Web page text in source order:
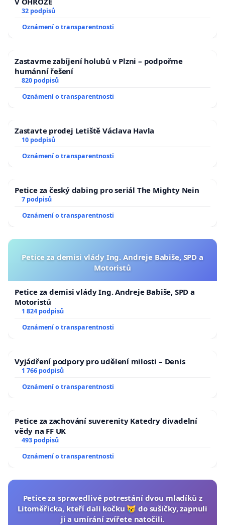
32 podpisů
Oznámení o transparentnosti
Zastavme zabíjení holubů v Plzni – podpořme
humánní řešení
820 podpisů
Oznámení o transparentnosti
Zastavte prodej Letiště Václava Havla
10 podpisů
Oznámení o transparentnosti
Petice za český dabing pro seriál The Mighty Nein
7 podpisů
Oznámení o transparentnosti
Petice za demisi vlády Ing. Andreje Babiše, SPD a
Motoristů
Petice za demisi vlády Ing. Andreje Babiše, SPD a
Motoristů
1 824 podpisů
Oznámení o transparentnosti
Vyjádření podpory pro udělení milosti – Denis
1 766 podpisů
Oznámení o transparentnosti
Petice za zachování suverenity Katedry divadelní
vědy na FF UK
493 podpisů
Oznámení o transparentnosti
Petice za spravedlivé potrestání dvou mladíků z
Litoměřicka, kteří dali kočku 😿 do sušičky, zapnuli
ji a umírání zvířete natočili.